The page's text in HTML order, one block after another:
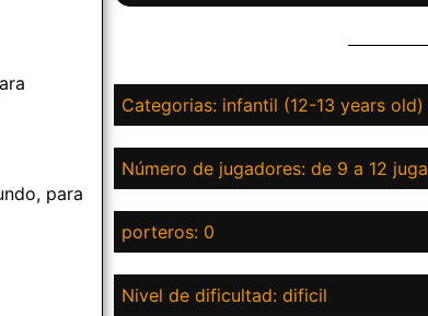
para
Categorias: infantil (12-13 years old)
Número de jugadores: de 9 a 12
porteros: 0
Nivel de dificultad: dificil